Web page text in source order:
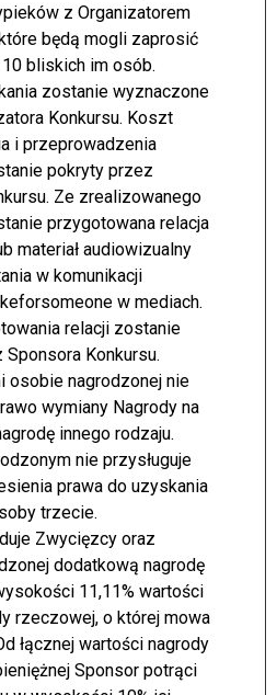
z Organizatorem
będą mogli zaprosić
bliskich im osób.
zostanie wyznaczone
Konkursu. Koszt
i przeprowadzenia
pokryty przez
Ze zrealizowanego
przygotowana relacja
materiał audiowizualny
w komunikacji
w mediach.
relacji zostanie
Konkursu.
osobie nagrodzonej nie
wymiany Nagrody na
innego rodzaju.
nie przysługuje
prawa do uzyskania
trzecie.
Zwycięzcy oraz
dodatkową nagrodę
11,11% wartości
rzeczowej, o której mowa
łącznej wartości nagrody
Sponsor potrąci